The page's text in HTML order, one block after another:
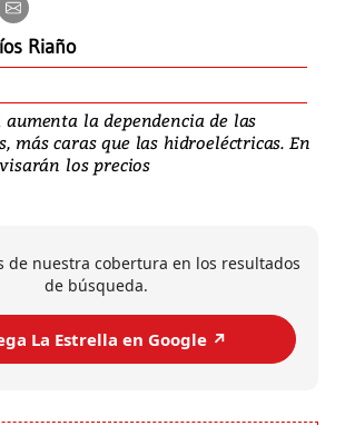
Riaño
aumenta la dependencia de las
más caras que las hidroeléctricas. En
los precios
de nuestra cobertura en los resultados
de búsqueda.
La Estrella en Google ↗️